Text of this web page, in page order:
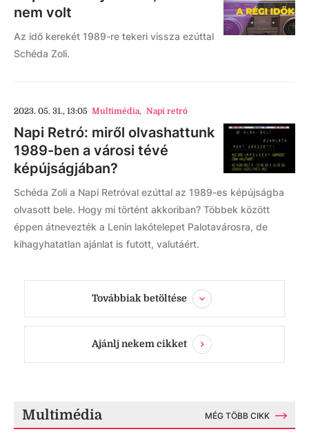
nem volt
Az idő kerekét 1989-re tekeri vissza ezúttal
Schéda Zoli.
2023. 05. 31., 13:05 Multimédia, Napi retró
Napi Retró: miről olvashattunk
1989-ben a városi tévé
képújságjában?
Schéda Zoli a Napi Retróval ezúttal az 1989-es képújságba
olvasott bele. Hogy mi történt akkoriban? Többek között
éppen átnevezték a Lenin lakótelepet Palotavárosra, de
kihagyhatatlan ajánlat is futott, valutáért.
Továbbiak betöltése
Ajánlj nekem cikket
Multimédia MÉG TÖBB CIKK